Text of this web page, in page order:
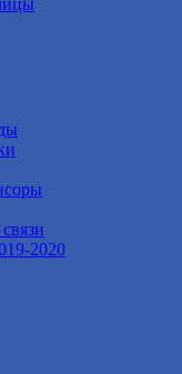
2020